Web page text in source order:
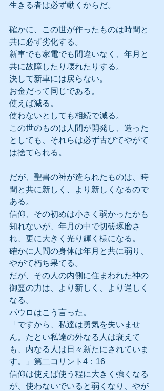
生きる者は必ず動くからだ。
確かに、この世が作ったものは時間と
共に必ず劣化する。
新車でも家電でも間違いなく、年月と
共に故障したり壊れたりする。
決して新車には戻らない。
お金だって同じである。
使えば減る。
使わないとしても相続で減る。
この世のものは人間が開発し、造った
としても、それらは必ず古びてやがて
は捨てられる。
だが、聖書の神が造られたものは、時
間と共に新しく、より新しくなるので
ある。
信仰、その初めは小さく弱かったかも
知れないが、年月の中で切磋琢磨さ
れ、更に大きく光り輝く様になる。
確かに人間の身体は年月と共に弱り、
やがて朽ち果てる。
だが、その人の内側に住まわれた神の
御霊の力は、より新しく、より逞しく
なる。
パウロはこう言った。
「ですから、私達は勇気を失いませ
ん。たとい私達の外なる人は衰えて
も、内なる人は日々新たにされていま
す。」第二コリント4：16
信仰は使えば使う程に大きく強くなる
が、使わないでいると弱くなり、やが